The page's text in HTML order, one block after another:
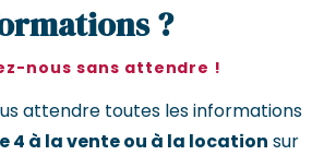
?
nous sans attendre !
attendre toutes les informations
4 à la vente ou à la location sur